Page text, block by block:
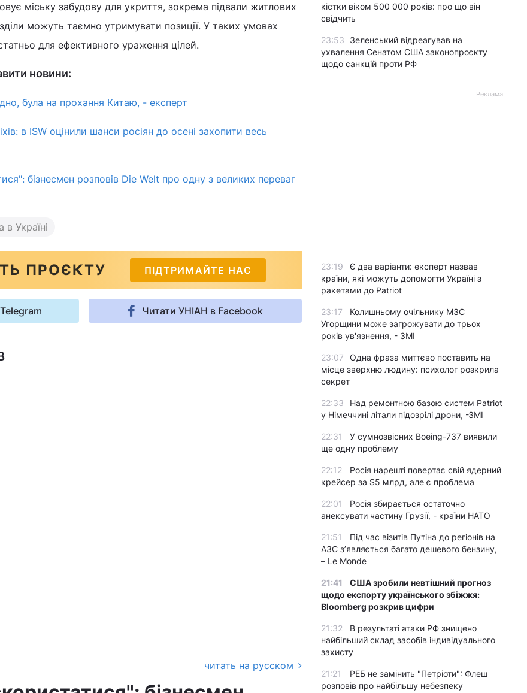
міську забудову для укриття, зокрема підвали житлових
можуть таємно утримувати позиції. У таких умовах
для ефективного ураження цілей.
новини:
була на прохання Китаю, - експерт
в ISW оцінили шанси росіян до осені захопити весь
бізнесмен розповів Die Welt про одну з великих переваг
в Україні
ПРОЄКТУ ПІДТРИМАЙТЕ НАС
Читати УНІАН в Facebook
читать на русском
кістки віком 500 000 років: про що він
свідчить
23:53
Зеленський відреагував на
ухвалення Сенатом США законопроєкту
щодо санкцій проти РФ
Реклама
23:19
Є два варіанти: експерт назвав
країни, які можуть допомогти Україні з
ракетами до Patriot
23:17
Колишньому очільнику МЗС
Угорщини може загрожувати до трьох
років ув'язнення, - ЗМІ
23:07
Одна фраза миттєво поставить на
місце зверхню людину: психолог розкрила
секрет
22:33
Над ремонтною базою систем Patriot
у Німеччині літали підозрілі дрони, -ЗМІ
22:31
У сумнозвісних Boeing-737 виявили
ще одну проблему
22:12
Росія нарешті повертає свій ядерний
крейсер за $5 млрд, але є проблема
22:01
Росія збирається остаточно
анексувати частину Грузії, - країни НАТО
21:51
Під час візитів Путіна до регіонів на
АЗС з’являється багато дешевого бензину,
– Le Monde
21:41
США зробили невтішний прогноз
щодо експорту українського збіжжя:
Bloomberg розкрив цифри
21:32
В результаті атаки РФ знищено
найбільший склад засобів індивідуального
захисту
21:21
РЕБ не замінить "Петріоти": Флеш
розповів про найбільшу небезпеку